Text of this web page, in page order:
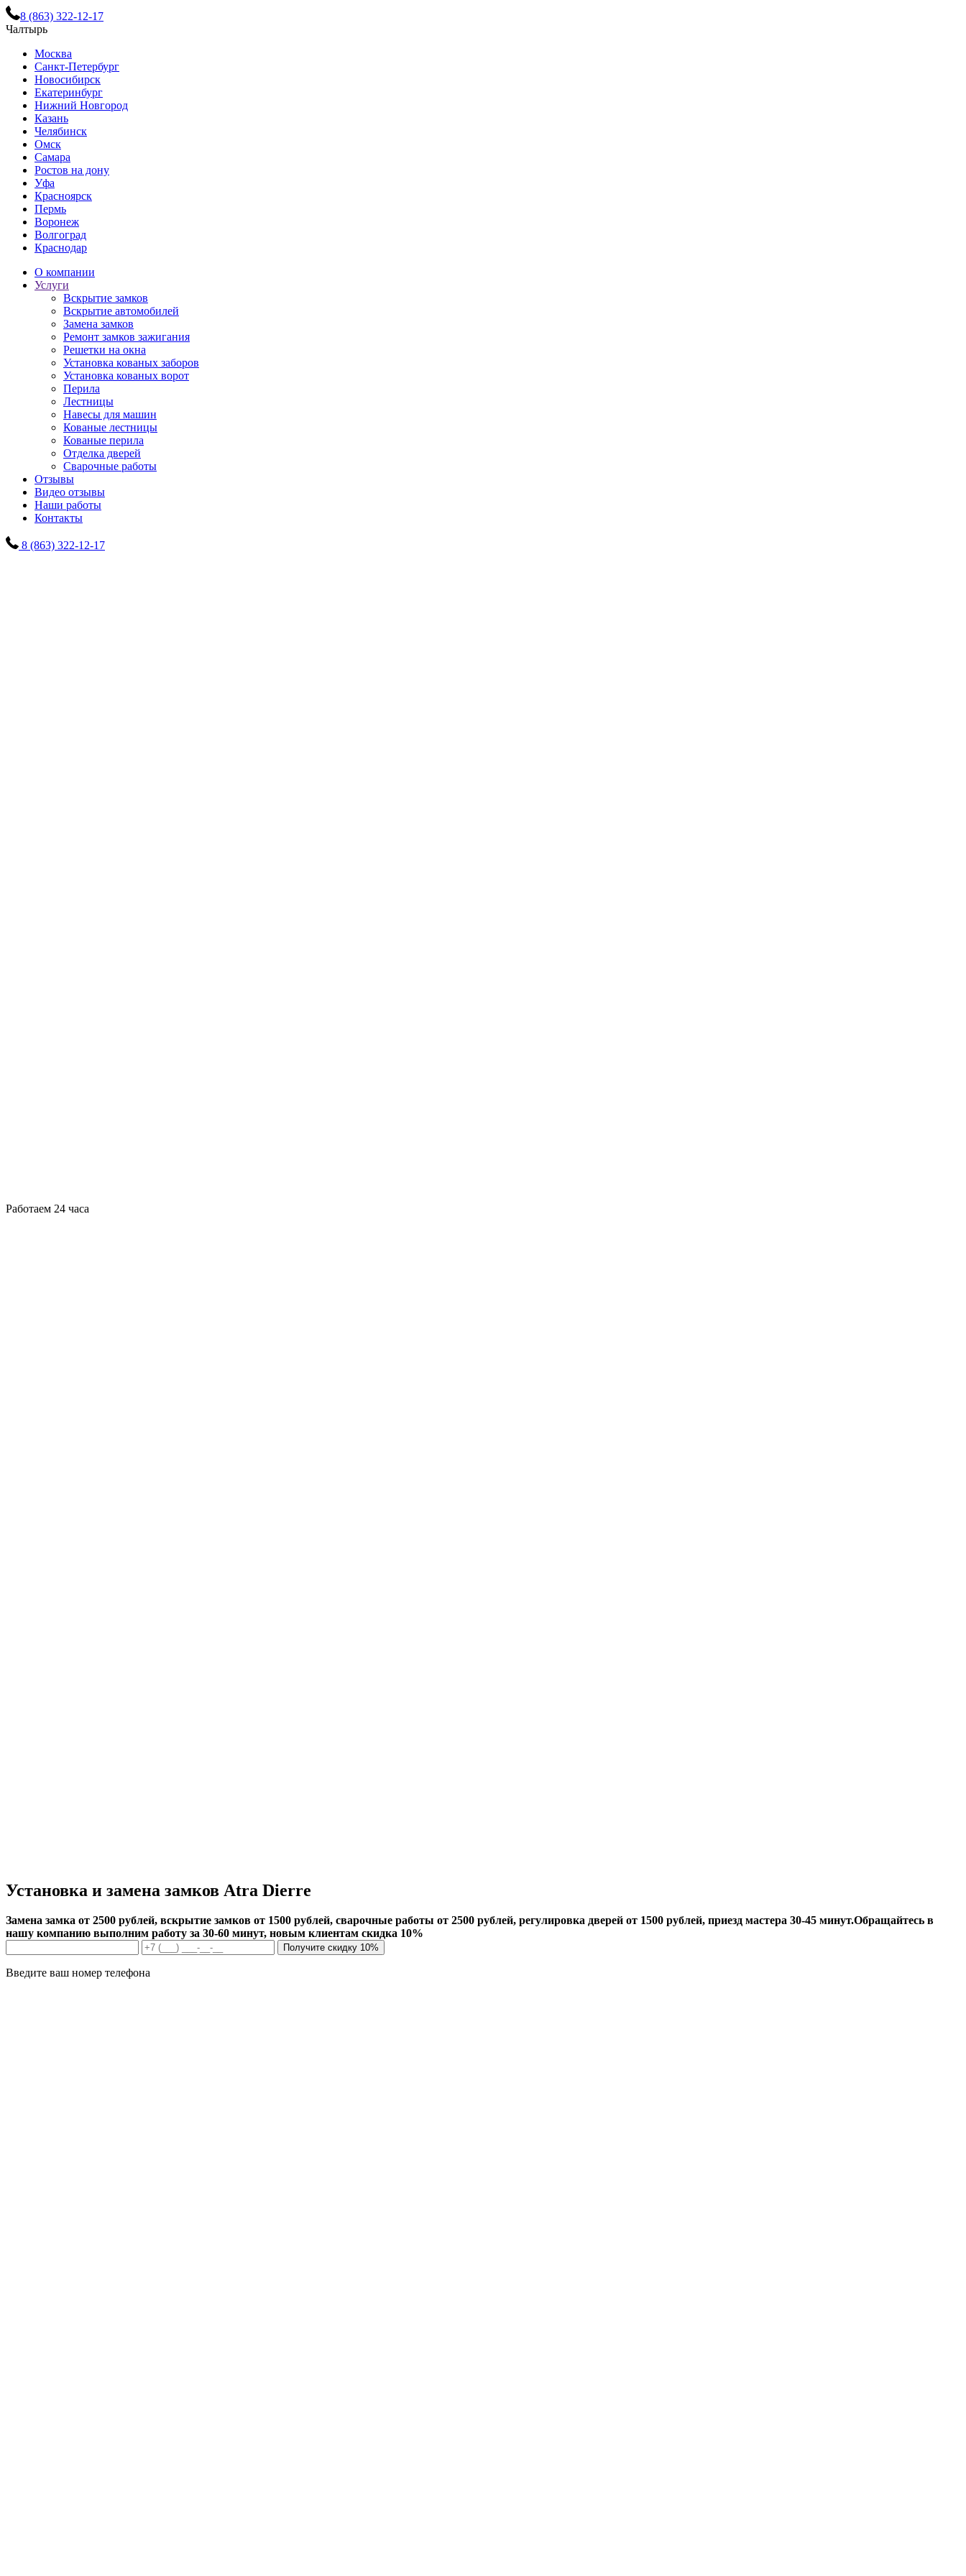
8 (863) 322-12-17
Чалтырь
Москва
Санкт-Петербург
Новосибирск
Екатеринбург
Нижний Новгород
Казань
Челябинск
Омск
Самара
Ростов на дону
Уфа
Красноярск
Пермь
Воронеж
Волгоград
Краснодар
О компании
Услуги
Вскрытие замков
Вскрытие автомобилей
Замена замков
Ремонт замков зажигания
Решетки на окна
Установка кованых заборов
Установка кованых ворот
Перила
Лестницы
Навесы для машин
Кованые лестницы
Кованые перила
Отделка дверей
Сварочные работы
Отзывы
Видео отзывы
Наши работы
Контакты
8 (863) 322-12-17
Работаем 24 часа
Установка и замена замков Atra Dierre
Замена замка от 2500 рублей, вскрытие замков от 1500 рублей, сварочные работы от 2500 рублей, регулировка дверей от 1500 рублей, приезд мастера 30-45 минут.Обращайтесь в
нашу компанию выполним работу за 30-60 минут, новым клиентам скидка 10%
Получите скидку 10%
Введите ваш номер телефона